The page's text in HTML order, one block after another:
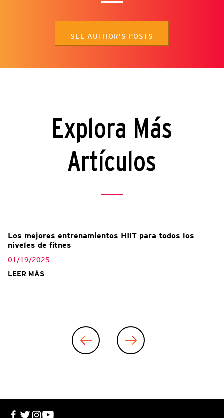
SEE AUTHOR'S POSTS
Explora Más
Artículos
Los mejores entrenamientos HIIT para todos los
niveles de fitnes
01/19/2025
LEER MÁS